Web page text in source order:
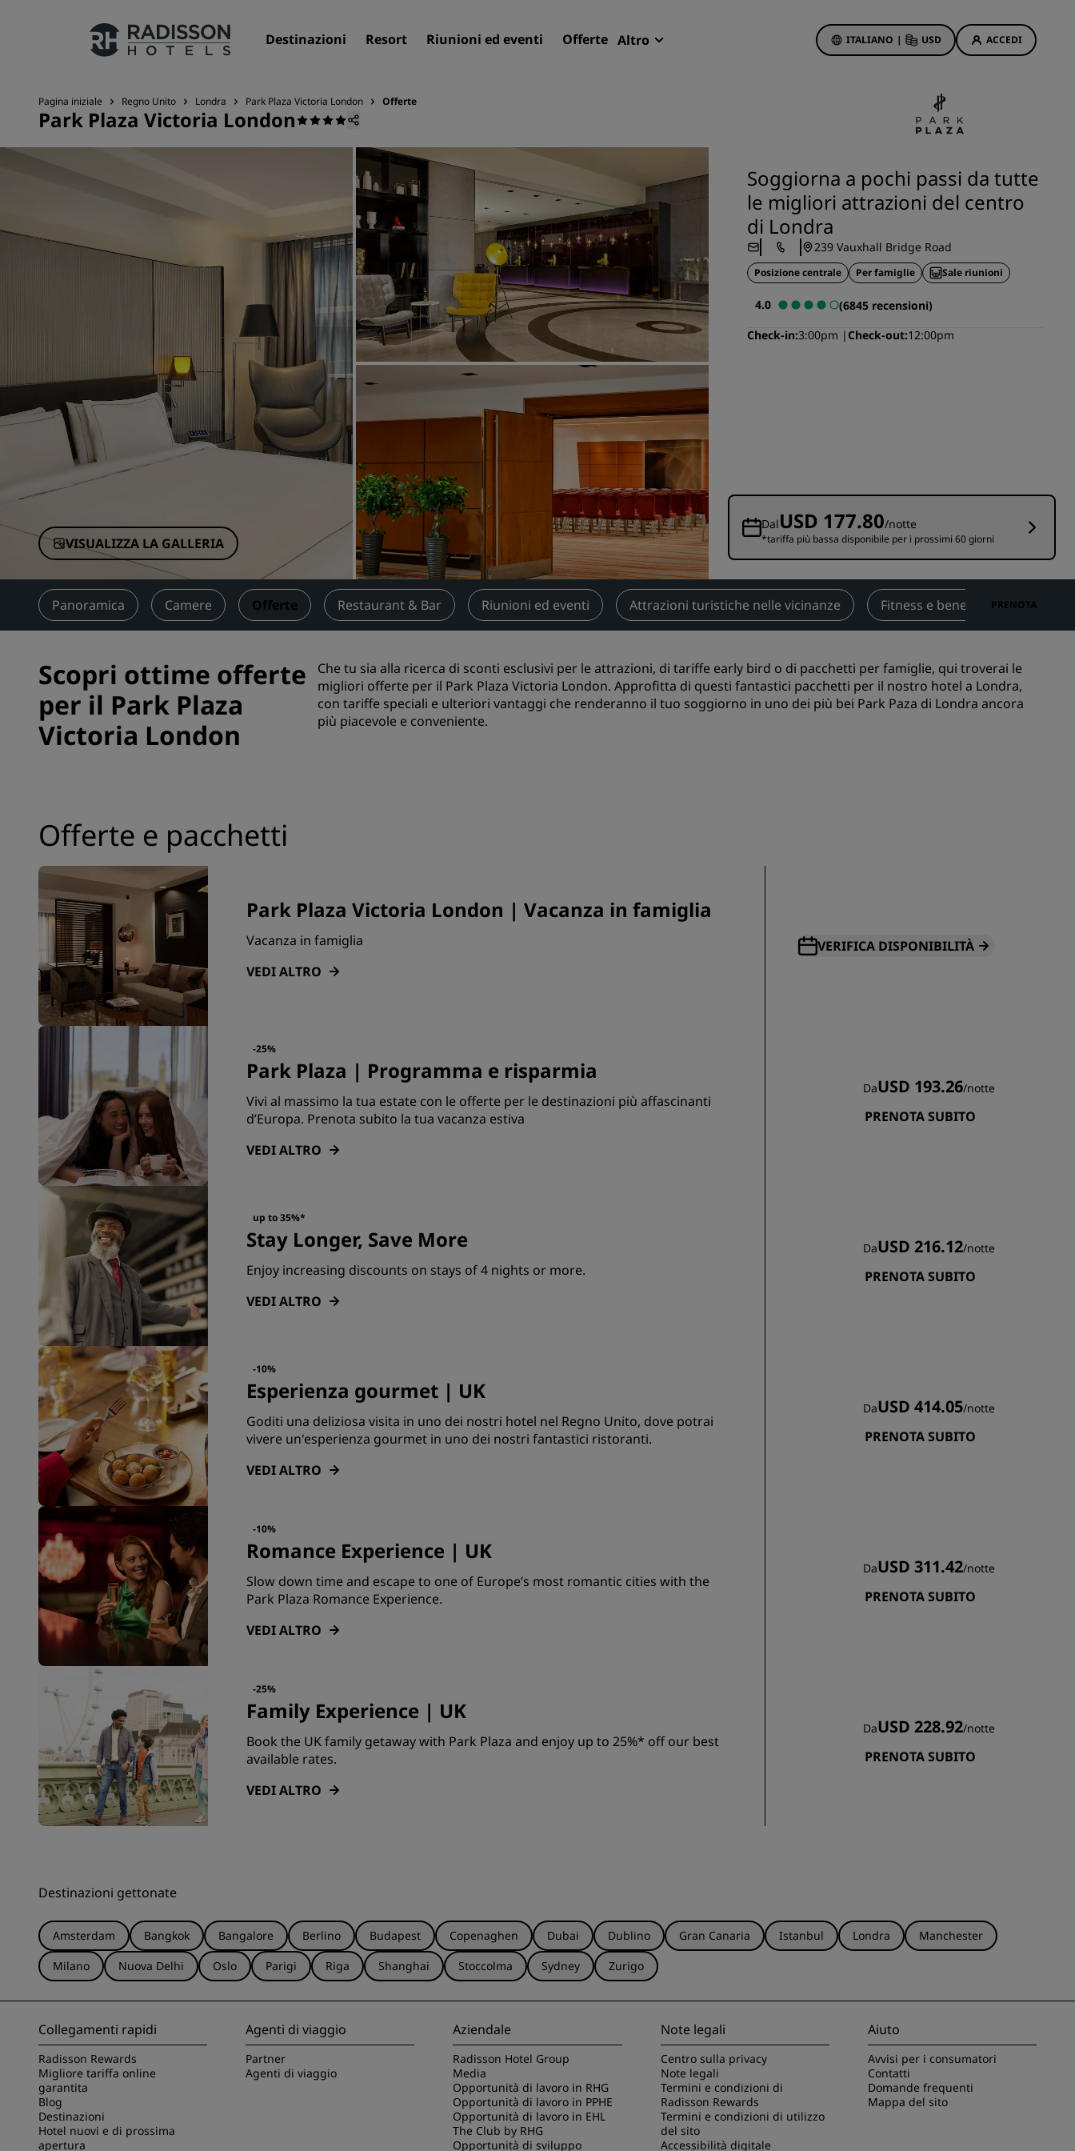
Destinazioni Resort Riunioni ed eventi Offerte Altro ITALIANO | USD ACCEDI
I nostri Marchi
Marchi affiliati in Cina
Residence
Hotel aeroportuali
Hotel nuovi e di prossima
apertura
Meeting ed eventi
Scopri Radisson Meetings
Richiedi un preventivo
Destinazioni per eventi
Soluzioni di settore
Cerca voli
Cerca voli
Ristorazione
Cerca un ristorante
App Radisson Hotels
Offerte di hotel
Per la tua prima prenotazione,
meriti un regalo
Prenota in anticipo
Scopri i nostri pacchetti
Idee di viaggio
Hotel nel centro città
Visita il nostro blog
Radisson Rewards
Scopri Radisson Rewards
Vantaggi
Come guadagnare punti
Bookers and Planners
Pagina iniziale Regno Unito Londra Park Plaza Victoria London Offerte
Park Plaza Victoria London
VISUALIZZA LA GALLERIA
Soggiorna a pochi passi da tutte
le migliori attrazioni del centro
di Londra
239 Vauxhall Bridge Road
Posizione centrale Per famiglie Sale riunioni
4.0
(6845 recensioni)
Check-in 3:00pm Check-out 12:00pm
DalUSD 177.80/notte
*tariffa più bassa disponibile per i prossimi 60 giorni
Panoramica Camere Offerte Restaurant & Bar Riunioni ed eventi Attrazioni turistiche nelle vicinanze Fitness e benesserePRENOTA
Scopri ottime offerte
per il Park Plaza
Victoria London
Che tu sia alla ricerca di sconti esclusivi per le attrazioni, di tariffe early bird o di pacchetti per famiglie, qui troverai le
migliori offerte per il Park Plaza Victoria London. Approfitta di questi fantastici pacchetti per il nostro hotel a Londra,
con tariffe speciali e ulteriori vantaggi che renderanno il tuo soggiorno in uno dei più bei Park Paza di Londra ancora
più piacevole e conveniente.
Offerte e pacchetti
Park Plaza Victoria London | Vacanza in famiglia
Vacanza in famiglia
VEDI ALTRO
VERIFICA DISPONIBILITÀ
-25%
Park Plaza | Programma e risparmia
Vivi al massimo la tua estate con le offerte per le destinazioni più affascinanti
d’Europa. Prenota subito la tua vacanza estiva
VEDI ALTRO
DaUSD 193.26/notte
PRENOTA SUBITO
up to 35%*
Stay Longer, Save More
Enjoy increasing discounts on stays of 4 nights or more.
VEDI ALTRO
DaUSD 216.12/notte
PRENOTA SUBITO
-10%
Esperienza gourmet | UK
Goditi una deliziosa visita in uno dei nostri hotel nel Regno Unito, dove potrai
vivere un'esperienza gourmet in uno dei nostri fantastici ristoranti.
VEDI ALTRO
DaUSD 414.05/notte
PRENOTA SUBITO
-10%
Romance Experience | UK
Slow down time and escape to one of Europe’s most romantic cities with the
Park Plaza Romance Experience.
VEDI ALTRO
DaUSD 311.42/notte
PRENOTA SUBITO
-25%
Family Experience | UK
Book the UK family getaway with Park Plaza and enjoy up to 25%* off our best
available rates.
VEDI ALTRO
DaUSD 228.92/notte
PRENOTA SUBITO
Destinazioni gettonate
Amsterdam Bangkok Bangalore Berlino Budapest Copenaghen Dubai Dublino Gran Canaria Istanbul Londra
Manchester
Milano
Nuova Delhi Oslo Parigi Riga Shanghai Stoccolma Sydney Zurigo
Collegamenti rapidi
Radisson Rewards
Migliore tariffa online
garantita
Blog
Destinazioni
Hotel nuovi e di prossima
apertura
Agenti di viaggio
Partner
Agenti di viaggio
Aziendale
Radisson Hotel Group
Media
Opportunità di lavoro in RHG
Opportunità di lavoro in PPHE
Opportunità di lavoro in EHL
The Club by RHG
Opportunità di sviluppo
Note legali
Centro sulla privacy
Note legali
Termini e condizioni di
Radisson Rewards
Termini e condizioni di utilizzo
del sito
Accessibilità digitale
Aiuto
Avvisi per i consumatori
Contatti
Domande frequenti
Mappa del sito